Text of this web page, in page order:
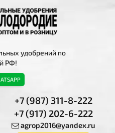
удобрений по
РФ!
+7 (987) 311-8-222
+7 (917) 202-6-222
agrop2016@yandex.ru